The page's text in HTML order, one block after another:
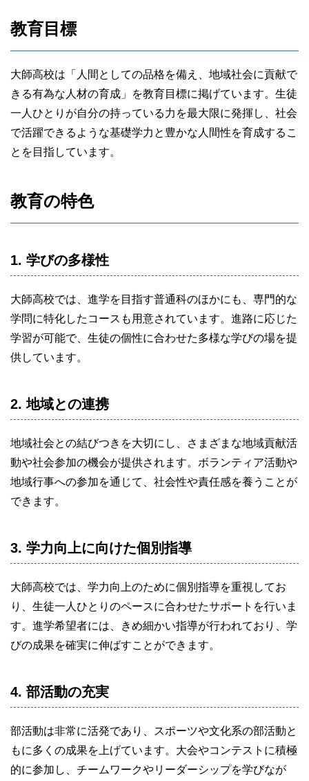
教育目標
大師高校は「人間としての品格を備え、地域社会に貢献で
きる有為な人材の育成」を教育目標に掲げています。生徒
一人ひとりが自分の持っている力を最大限に発揮し、社会
で活躍できるような基礎学力と豊かな人間性を育成するこ
とを目指しています。
教育の特色
1. 学びの多様性
大師高校では、進学を目指す普通科のほかにも、専門的な
学問に特化したコースも用意されています。進路に応じた
学習が可能で、生徒の個性に合わせた多様な学びの場を提
供しています。
2. 地域との連携
地域社会との結びつきを大切にし、さまざまな地域貢献活
動や社会参加の機会が提供されます。ボランティア活動や
地域行事への参加を通じて、社会性や責任感を養うことが
できます。
3. 学力向上に向けた個別指導
大師高校では、学力向上のために個別指導を重視してお
り、生徒一人ひとりのペースに合わせたサポートを行いま
す。進学希望者には、きめ細かい指導が行われており、学
びの成果を確実に伸ばすことができます。
4. 部活動の充実
部活動は非常に活発であり、スポーツや文化系の部活動と
もに多くの成果を上げています。大会やコンテストに積極
的に参加し、チームワークやリーダーシップを学びなが